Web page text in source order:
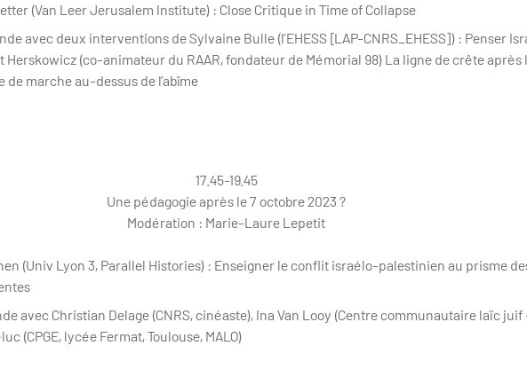
(Van Leer Jerusalem Institute) : Close Critique in Time of Collapse
avec deux interventions de Sylvaine Bulle (l’EHESS [LAP-CNRS_EHESS]) : Penser
Herskowicz (co-animateur du RAAR, fondateur de Mémorial 98) La ligne de crête après
de marche au-dessus de l’abîme
17.45-19.45
Une pédagogie après le 7 octobre 2023 ?
Modération : Marie-Laure Lepetit
(Univ Lyon 3, Parallel Histories) : Enseigner le conflit israélo-palestinien au prisme
avec Christian Delage (CNRS, cinéaste), Ina Van Looy (Centre communautaire laïc juif
(CPGE, lycée Fermat, Toulouse, MALO)